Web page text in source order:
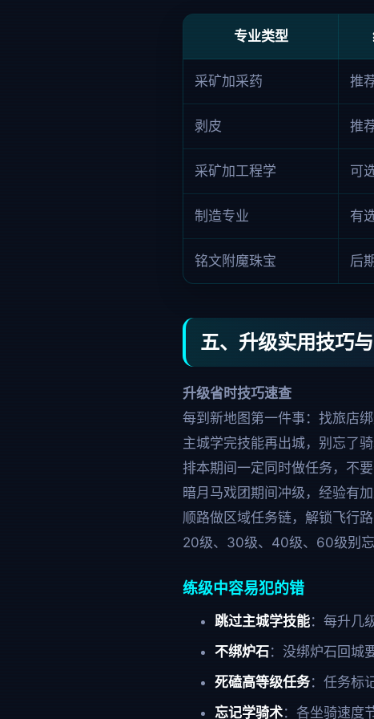
专业类型
采矿加采药 推
剥皮 推
采矿加工程学 可
制造专业 有
铭文附魔珠宝 后
五、升级实用技巧
升级省时技巧速查
每到新地图第一件事：找旅店
主城学完技能再出城，别忘了
排本期间一定同时做任务，不
暗月马戏团期间冲级，经验有
顺路做区域任务链，解锁飞行
20级、30级、40级、60级别
练级中容易犯的错
跳过主城学技能：每升几
不绑炉石：没绑炉石回城
死磕高等级任务：任务标
忘记学骑术：各坐骑速度